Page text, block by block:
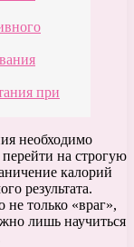
при
необходимо
на строгую
калорий
результата.
только «враг»,
лишь научиться